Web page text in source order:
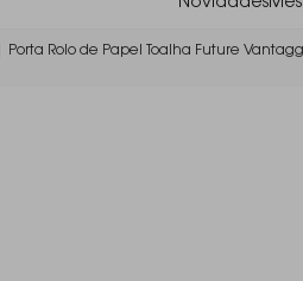
Novidades
| Porta Rolo de Papel Toalha Future